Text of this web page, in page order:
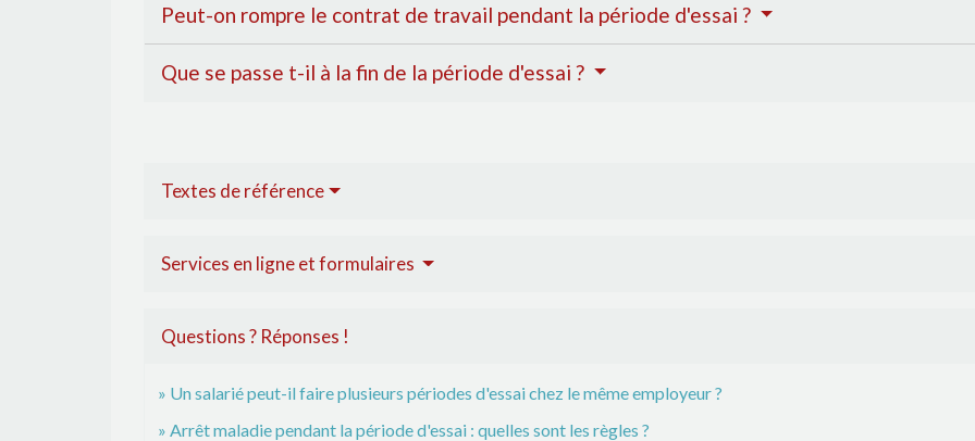
Peut-on rompre le contrat de travail pendant la période d'essai ?
Que se passe t-il à la fin de la période d'essai ?
Textes de référence
Services en ligne et formulaires
Questions ? Réponses !
Un salarié peut-il faire plusieurs périodes d'essai chez le même employeur ?
Arrêt maladie pendant la période d'essai : quelles sont les règles ?